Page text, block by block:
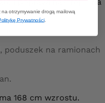
poduszek na ramionach
168 cm wzrostu.
otrzymywanie drogą mailową
Prywatności.